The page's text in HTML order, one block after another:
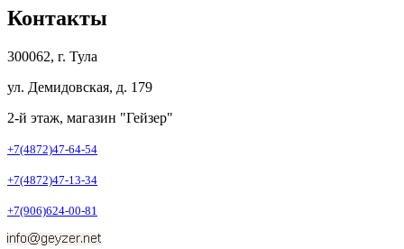
Контакты
300062, г. Тула
ул. Демидовская, д. 179
2-й этаж, магазин "Гейзер"
+7(4872)47-64-54
+7(4872)47-13-34
+7(906)624-00-81